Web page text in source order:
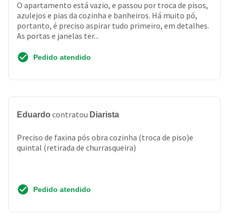
O apartamento está vazio, e passou por troca de pisos,
azulejos e pias da cozinha e banheiros. Há muito pó,
portanto, é preciso aspirar tudo primeiro, em detalhes.
As portas e janelas ter...
Pedido atendido
Eduardo contratou Diarista
Preciso de faxina pós obra cozinha (troca de piso)e
quintal (retirada de churrasqueira)
Pedido atendido